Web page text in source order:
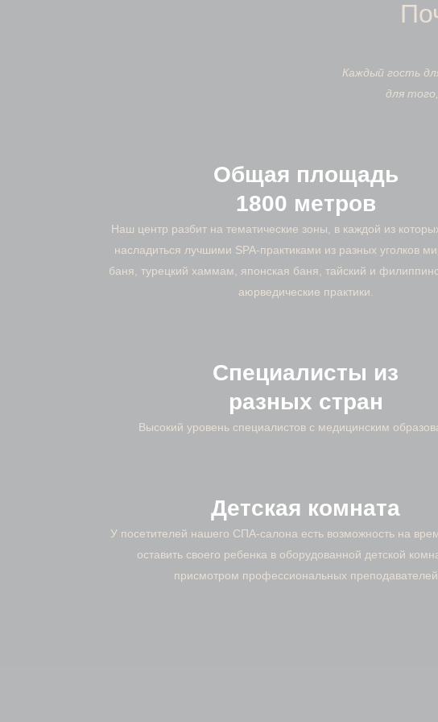
Каждый гость
для
Общая площадь
1800 метров
Наш центр разбит на тематические зоны, в каждой из
насладиться лучшими SPA-практиками из разных уголков
баня, турецкий хаммам, японская баня, тайский и
аюрведические практики.
Специалисты из
разных стран
Высокий уровень специалистов с медицинским
Детская комната
У посетителей нашего СПА-салона есть возможность на
оставить своего ребенка в оборудованной детской
присмотром профессиональных преподавателей